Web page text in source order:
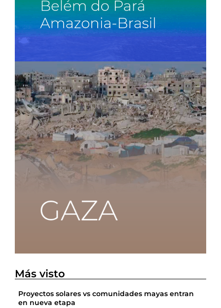
Más visto
Proyectos solares vs comunidades mayas entran
en nueva etapa